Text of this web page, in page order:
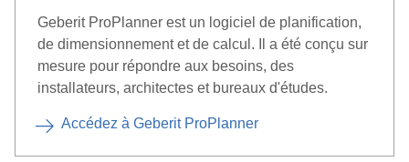
Geberit ProPlanner est un logiciel de planification,
de dimensionnement et de calcul. Il a été conçu sur
mesure pour répondre aux besoins, des
installateurs, architectes et bureaux d'études.
Accédez à Geberit ProPlanner